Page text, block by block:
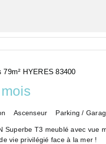
HYERES 83400
Ascenseur Parking /
RARE À LA LOCATION Superbe T3
vie privilégié face à la mer !